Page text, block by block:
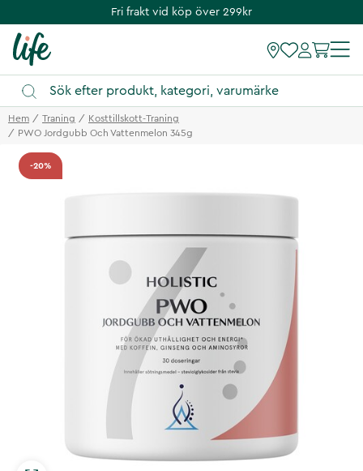
Fri frakt vid köp över 299kr
Hem Traning
Kosttillskott-Traning
PWO Jordgubb Och Vattenmelon 345g
-20%